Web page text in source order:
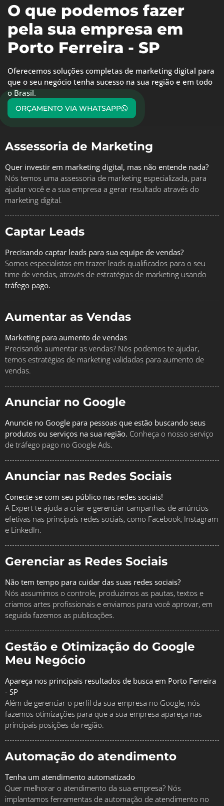
O que podemos fazer
pela sua empresa em
Porto Ferreira - SP
Oferecemos soluções completas de marketing digital para
que o seu negócio tenha sucesso na sua região e em todo
o Brasil.
ORÇAMENTO VIA WHATSAPP
Assessoria de Marketing
Quer investir em marketing digital, mas não entende nada?
Nós temos uma assessoria de marketing especializada, para
ajudar você e a sua empresa a gerar resultado através do
marketing digital.
Captar Leads
Precisando captar leads para sua equipe de vendas?
Somos especialistas em trazer leads qualificados para o seu
time de vendas, através de estratégias de marketing usando
tráfego pago.
Aumentar as Vendas
Marketing para aumento de vendas
Precisando aumentar as vendas? Nós podemos te ajudar,
temos estratégias de marketing validadas para aumento de
vendas.
Anunciar no Google
Anuncie no Google para pessoas que estão buscando seus
produtos ou serviços na sua região. Conheça o nosso serviço
de tráfego pago no Google Ads.
Anunciar nas Redes Sociais
Conecte-se com seu público nas redes sociais!
A Expert te ajuda a criar e gerenciar campanhas de anúncios
efetivas nas principais redes sociais, como Facebook, Instagram
e LinkedIn.
Gerenciar as Redes Sociais
Não tem tempo para cuidar das suas redes sociais?
Nós assumimos o controle, produzimos as pautas, textos e
criamos artes profissionais e enviamos para você aprovar, em
seguida fazemos as publicações.
Gestão e Otimização do Google
Meu Negócio
Apareça nos principais resultados de busca em Porto Ferreira
- SP
Além de gerenciar o perfil da sua empresa no Google, nós
fazemos otimizações para que a sua empresa apareça nas
principais posições da região.
Automação do atendimento
Tenha um atendimento automatizado
Quer melhorar o atendimento da sua empresa? Nós
implantamos ferramentas de automação de atendimento no